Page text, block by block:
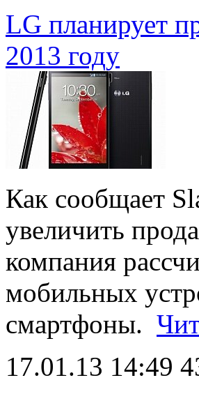
LG планирует
2013 году
Как сообщает
увеличить
компания
мобильных
смартфоны.
17.01.13 14:49